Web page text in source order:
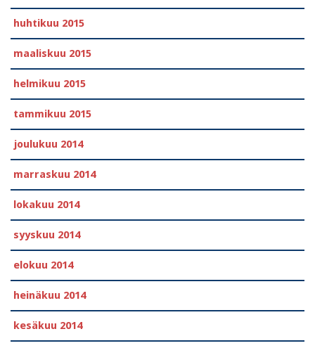
huhtikuu 2015
maaliskuu 2015
helmikuu 2015
tammikuu 2015
joulukuu 2014
marraskuu 2014
lokakuu 2014
syyskuu 2014
elokuu 2014
heinäkuu 2014
kesäkuu 2014